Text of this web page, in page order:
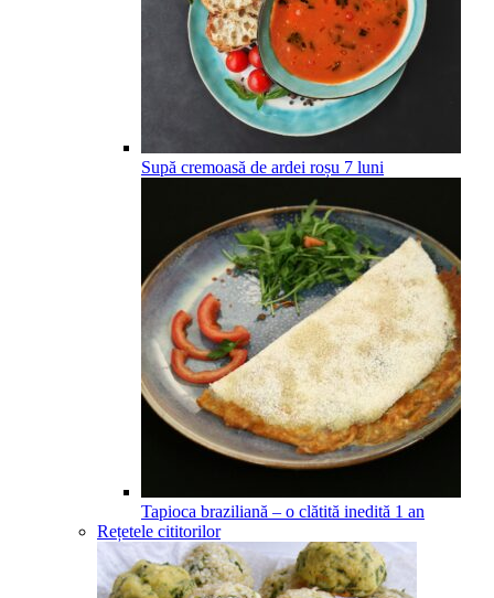
Supă cremoasă de ardei roșu 7 luni
Tapioca braziliană – o clătită inedită 1 an
Rețetele cititorilor